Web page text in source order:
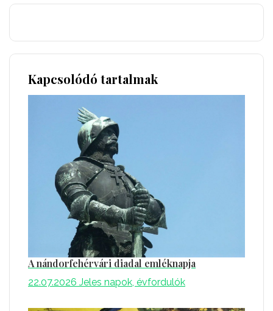
Kapcsolódó tartalmak
A nándorfehérvári diadal emléknapja
22.07.2026 Jeles napok, évfordulók